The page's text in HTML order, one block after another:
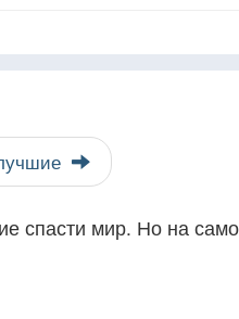
спасти мир. Но на